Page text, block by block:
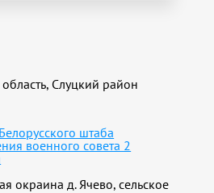
Слуцкий район
штаба
военного совета 2
окраина д. Ячево, сельское